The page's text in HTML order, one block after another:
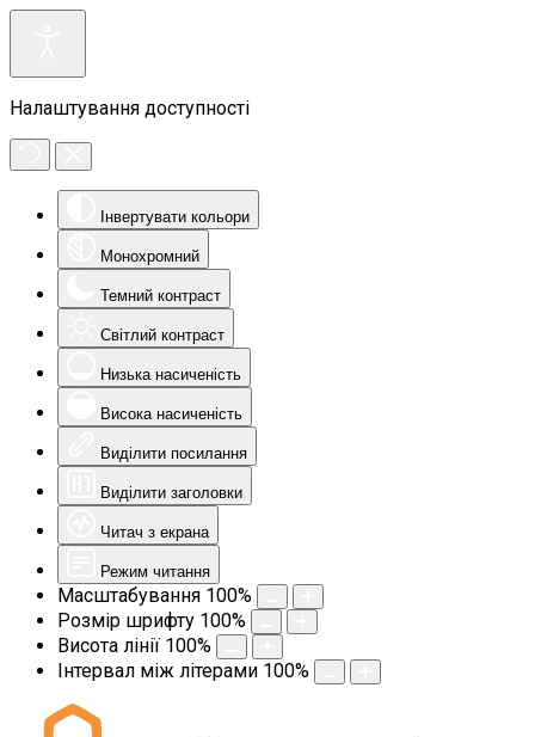
Налаштування доступності
Інвертувати кольори
Монохромний
Темний контраст
Світлий контраст
Низька насиченість
Висока насиченість
Виділити посилання
Виділити заголовки
Читач з екрана
Режим читання
Масштабування 100%
Розмір шрифту 100%
Висота лінії 100%
Інтервал між літерами 100%